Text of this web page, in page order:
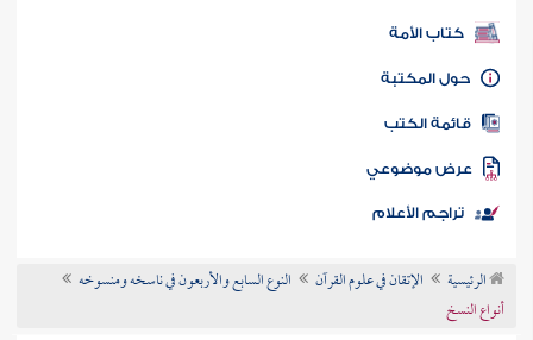
كتب PDF
كتاب الأمة
المكتبة
الكتب
موضوعي
تراجم الأعلام
الرئيسية الإتقان في علوم القرآن
النوع السابع والأربعون في ناسخه ومنسوخه
أنواع النسخ